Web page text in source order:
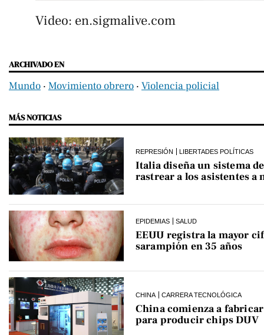
Video: en.sigmalive.com
ARCHIVADO EN
Mundo ‧ Movimiento obrero ‧ Violencia policial
MÁS NOTICIAS
REPRESIÓN LIBERTADES POLÍTICAS
Italia diseña un sistema
rastrear a los asistentes a
EPIDEMIAS SALUD
EEUU registra la mayor
sarampión en 35 años
CHINA CARRERA TECNOLÓGICA
China comienza a
para producir chips DUV